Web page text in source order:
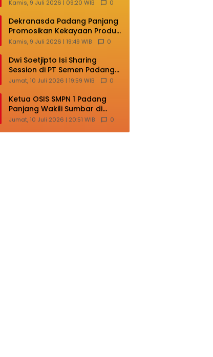
Kehilangan Ruang
Berkembang
Kamis, 9 Juli 2026 | 09:20 WIB 0
Dekranasda Padang Panjang
Promosikan Kekayaan Produk
Lokal di Ajang Nasional
Kamis, 9 Juli 2026 | 19:49 WIB 0
Dwi Soetjipto Isi Sharing
Session di PT Semen Padang;
Perusahaan Dituntut Lakukan
Jumat, 10 Juli 2026 | 19:59 WIB 0
Ketua OSIS SMPN 1 Padang
Panjang Wakili Sumbar di
Ajang Nasional Bintang Sobat
Jumat, 10 Juli 2026 | 20:51 WIB 0